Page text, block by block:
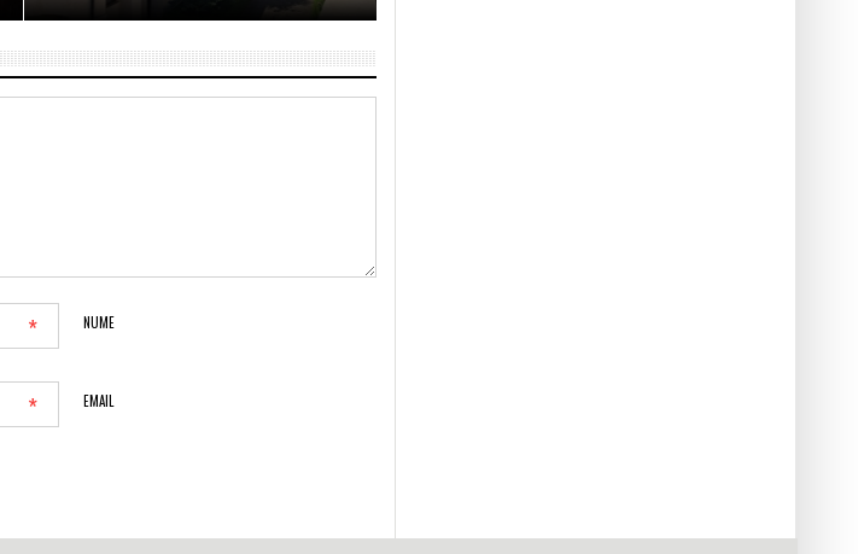
NUME
*
EMAIL
*